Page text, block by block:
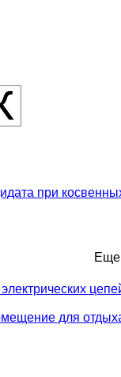
при
Еще
для